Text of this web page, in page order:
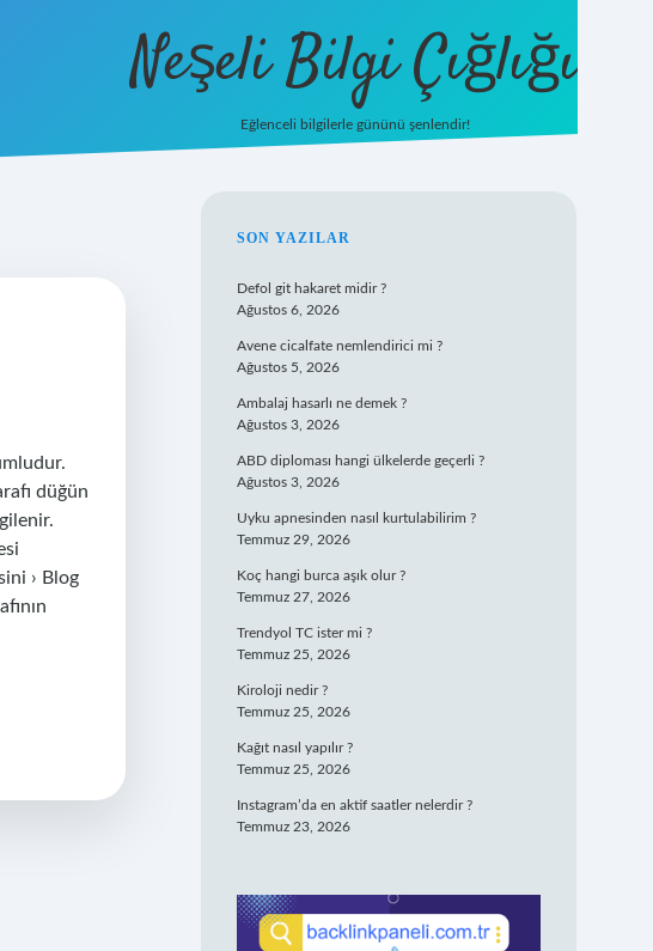
Neşeli Bilgi Çığlığı
Eğlenceli bilgilerle gününü şenlendir!
düğün
› Blog
SIDEBAR
SON YAZILAR
Defol git hakaret midir ?
Ağustos 6, 2026
Avene cicalfate nemlendirici mi ?
Ağustos 5, 2026
Ambalaj hasarlı ne demek ?
Ağustos 3, 2026
ABD diploması hangi ülkelerde geçerli ?
Ağustos 3, 2026
Uyku apnesinden nasıl kurtulabilirim ?
Temmuz 29, 2026
Koç hangi burca aşık olur ?
Temmuz 27, 2026
Trendyol TC ister mi ?
Temmuz 25, 2026
Kiroloji nedir ?
Temmuz 25, 2026
Kağıt nasıl yapılır ?
Temmuz 25, 2026
Instagram’da en aktif saatler nelerdir ?
Temmuz 23, 2026